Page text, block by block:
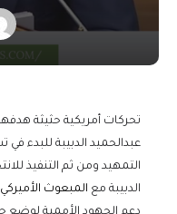
تحركات أمريكية حثيثة
عبدالحميد الدبيبة للبدء
التمهيد ومن ثم التنفيذ
الدبيبة مع المبعوث الأميركي